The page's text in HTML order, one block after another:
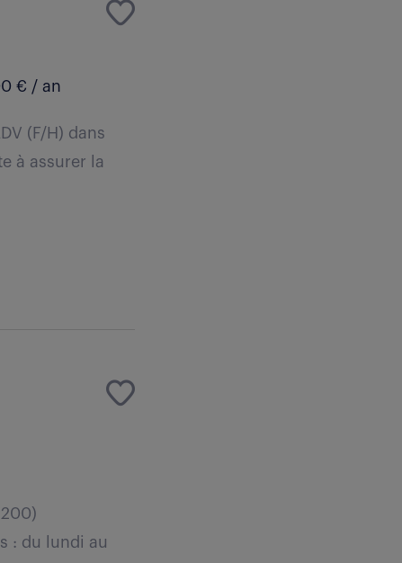
€ / an
(F/H) dans
à assurer la
: du lundi au